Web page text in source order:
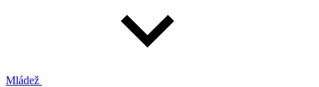
Mládež